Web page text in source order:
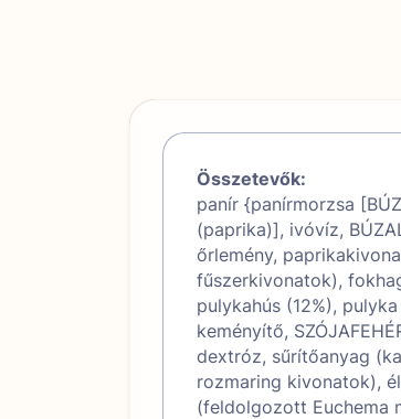
Összetevők:
panír {panírmorzsa
(paprika)], ivóvíz,
őrlemény,
fűszerkivonatok),
pulykahús (12%),
keményítő,
dextróz, sűrítőanyag
rozmaring kivonatok),
(feldolgozott Euchema